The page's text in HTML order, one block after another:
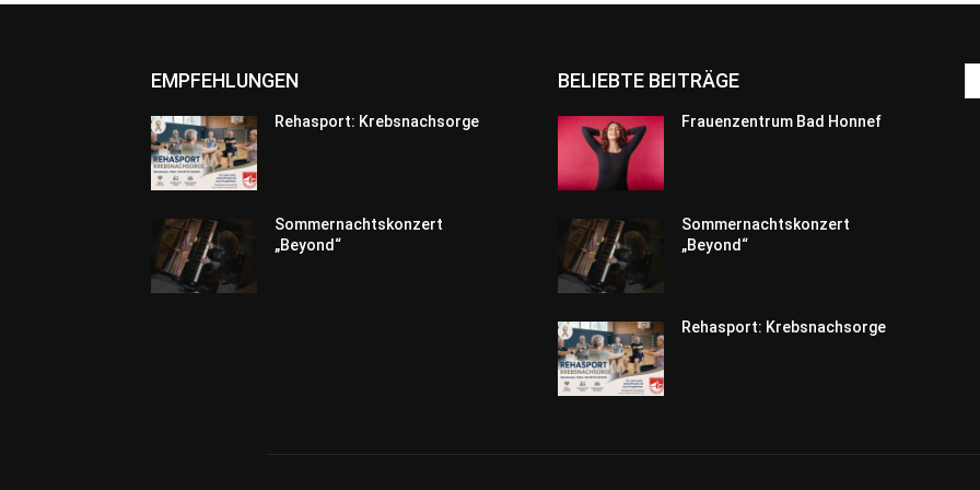
EMPFEHLUNGEN
Rehasport: Krebsnachsorge
Sommernachtskonzert
„Beyond“
BELIEBTE BEITRÄGE
Frauenzentrum Bad Honnef
Sommernachtskonzert
„Beyond“
Rehasport: Krebsnachsorge